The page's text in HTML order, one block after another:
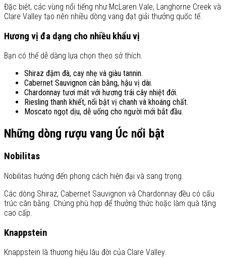
Đặc biệt, các vùng nổi tiếng như McLaren Vale, Langhorne Creek và
Clare Valley tạo nên nhiều dòng vang đạt giải thưởng quốc tế.
Hương vị đa dạng cho nhiều khẩu vị
Bạn có thể dễ dàng lựa chọn theo sở thích.
Shiraz đậm đà, cay nhẹ và giàu tannin.
Cabernet Sauvignon cân bằng, hậu vị dài.
Chardonnay tươi mát với hương trái cây nhiệt đới.
Riesling thanh khiết, nổi bật vị chanh và khoáng chất.
Moscato ngọt dịu, dễ uống cho người mới bắt đầu.
Những dòng rượu vang Úc nổi bật
Nobilitas
Nobilitas hướng đến phong cách hiện đại và sang trọng.
Các dòng Shiraz, Cabernet Sauvignon và Chardonnay đều có cấu
trúc cân bằng. Chúng phù hợp để thưởng thức hoặc làm quà tặng
cao cấp.
Knappstein
Knappstein là thương hiệu lâu đời của Clare Valley.